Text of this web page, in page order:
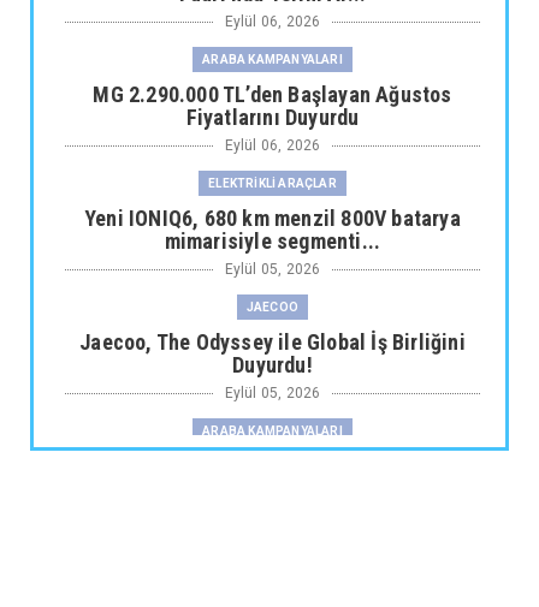
Eylül 06, 2026
ARABA KAMPANYALARI
MG 2.290.000 TL’den Başlayan Ağustos
Fiyatlarını Duyurdu
Eylül 06, 2026
ELEKTRİKLİ ARAÇLAR
Yeni IONIQ6, 680 km menzil 800V batarya
mimarisiyle segmenti...
Eylül 05, 2026
JAECOO
Jaecoo, The Odyssey ile Global İş Birliğini
Duyurdu!
Eylül 05, 2026
ARABA KAMPANYALARI